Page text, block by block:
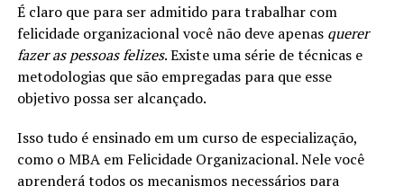
É claro que para ser admitido para trabalhar com
felicidade organizacional você não deve apenas querer
fazer as pessoas felizes. Existe uma série de técnicas e
metodologias que são empregadas para que esse
objetivo possa ser alcançado.
Isso tudo é ensinado em um curso de especialização,
como o MBA em Felicidade Organizacional. Nele você
aprenderá todos os mecanismos necessários para